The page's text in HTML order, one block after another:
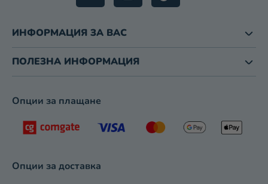
ИНФОРМАЦИЯ ЗА ВАС
ПОЛЕЗНА ИНФОРМАЦИЯ
Опции за плащане
Опции за доставка